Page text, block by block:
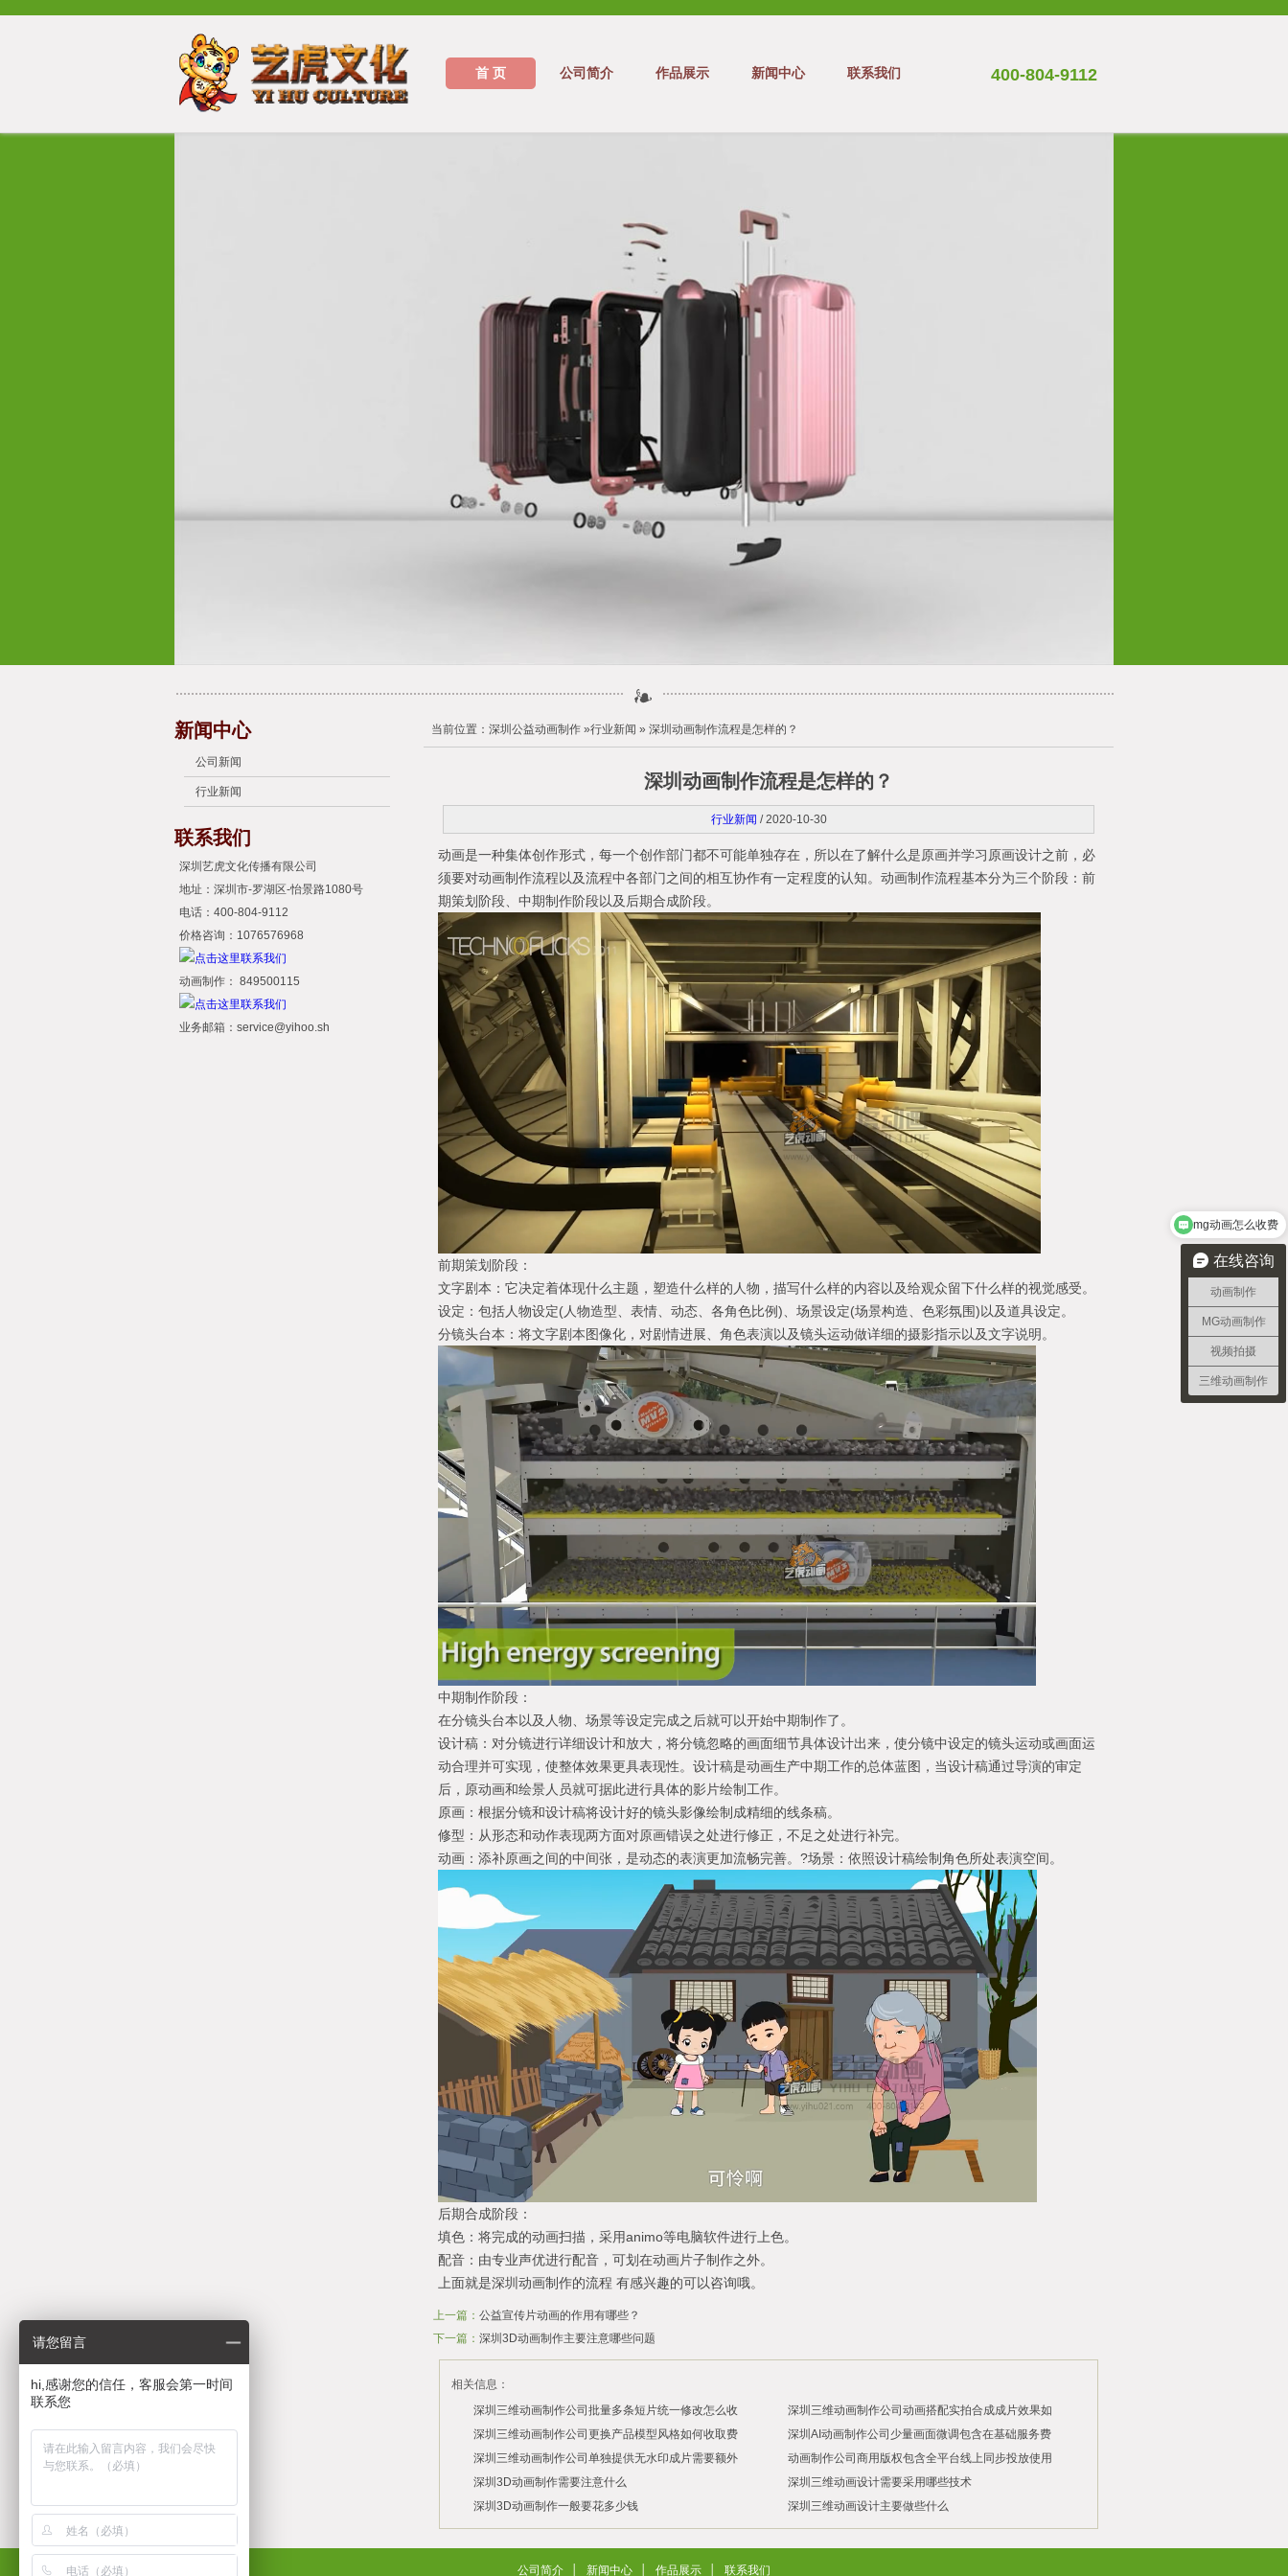
首 页 公司简介 作品展示 新闻中心 联系我们 400-804-9112
新闻中心
公司新闻
行业新闻
联系我们
深圳艺虎文化传播有限公司
地址：深圳市-罗湖区-怡景路1080号
电话：400-804-9112
价格咨询：1076576968
动画制作： 849500115
业务邮箱：service@yihoo.sh
当前位置： 深圳公益动画制作 »行业新闻 » 深圳动画制作流程是怎样的？
深圳动画制作流程是怎样的？
行业新闻 / 2020-10-30
动画是一种集体创作形式，每一个创作部门都不可能单独存在，所以在了解什么是原画并学习原画设计之前，必
须要对动画制作流程以及流程中各部门之间的相互协作有一定程度的认知。动画制作流程基本分为三个阶段：前
期策划阶段、中期制作阶段以及后期合成阶段。
前期策划阶段：
文字剧本：它决定着体现什么主题，塑造什么样的人物，描写什么样的内容以及给观众留下什么样的视觉感受。
设定：包括人物设定(人物造型、表情、动态、各角色比例)、场景设定(场景构造、色彩氛围)以及道具设定。
分镜头台本：将文字剧本图像化，对剧情进展、角色表演以及镜头运动做详细的摄影指示以及文字说明。
中期制作阶段：
在分镜头台本以及人物、场景等设定完成之后就可以开始中期制作了。
设计稿：对分镜进行详细设计和放大，将分镜忽略的画面细节具体设计出来，使分镜中设定的镜头运动或画面运
动合理并可实现，使整体效果更具表现性。设计稿是动画生产中期工作的总体蓝图，当设计稿通过导演的审定
后，原动画和绘景人员就可据此进行具体的影片绘制工作。
原画：根据分镜和设计稿将设计好的镜头影像绘制成精细的线条稿。
修型：从形态和动作表现两方面对原画错误之处进行修正，不足之处进行补完。
动画：添补原画之间的中间张，是动态的表演更加流畅完善。?场景：依照设计稿绘制角色所处表演空间。
后期合成阶段：
填色：将完成的动画扫描，采用animo等电脑软件进行上色。
配音：由专业声优进行配音，可划在动画片子制作之外。
上面就是深圳动画制作的流程 有感兴趣的可以咨询哦。
上一篇： 公益宣传片动画的作用有哪些？
下一篇： 深圳3D动画制作主要注意哪些问题
相关信息：
深圳三维动画制作公司批量多条短片统一修改怎么收
费？
2026/07/29
深圳三维动画制作公司动画搭配实拍合成成片效果如
何？
2026/07/28
深圳三维动画制作公司更换产品模型风格如何收取费
用？
2026/07/27
深圳AI动画制作公司少量画面微调包含在基础服务费
内吗？
2026/07/24
深圳三维动画制作公司单独提供无水印成片需要额外
付费吗？
2026/07/23
动画制作公司商用版权包含全平台线上同步投放使用
吗？
2026/07/22
深圳3D动画制作需要注意什么
2026/03/06
深圳三维动画设计需要采用哪些技术
2026/03/05
深圳3D动画制作一般要花多少钱
2026/03/04
深圳三维动画设计主要做些什么
2026/02/26
公司简介 新闻中心 作品展示 联系我们
在线咨询
动画制作
MG动画制作
视频拍摄
三维动画制作
mg动画怎么收费
请您留言
hi,感谢您的信任，客服会第一时间
联系您